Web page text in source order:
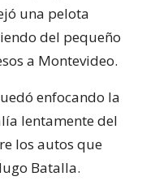
una pelota
del pequeño
a Montevideo.
enfocando la
lentamente del
los autos que
Batalla.